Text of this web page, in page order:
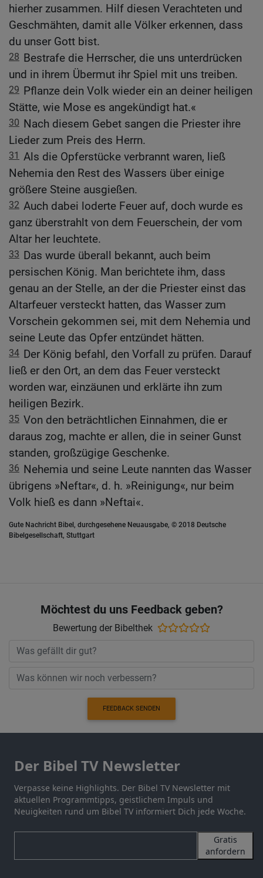
hierher zusammen. Hilf diesen Verachteten und
Geschmähten, damit alle Völker erkennen, dass
du unser Gott bist.
28 Bestrafe die Herrscher, die uns unterdrücken
und in ihrem Übermut ihr Spiel mit uns treiben.
29 Pflanze dein Volk wieder ein an deiner heiligen
Stätte, wie Mose es angekündigt hat.«
30 Nach diesem Gebet sangen die Priester ihre
Lieder zum Preis des Herrn.
31 Als die Opferstücke verbrannt waren, ließ
Nehemia den Rest des Wassers über einige
größere Steine ausgießen.
32 Auch dabei loderte Feuer auf, doch wurde es
ganz überstrahlt von dem Feuerschein, der vom
Altar her leuchtete.
33 Das wurde überall bekannt, auch beim
persischen König. Man berichtete ihm, dass
genau an der Stelle, an der die Priester einst das
Altarfeuer versteckt hatten, das Wasser zum
Vorschein gekommen sei, mit dem Nehemia und
seine Leute das Opfer entzündet hätten.
34 Der König befahl, den Vorfall zu prüfen. Darauf
ließ er den Ort, an dem das Feuer versteckt
worden war, einzäunen und erklärte ihn zum
heiligen Bezirk.
35 Von den beträchtlichen Einnahmen, die er
daraus zog, machte er allen, die in seiner Gunst
standen, großzügige Geschenke.
36 Nehemia und seine Leute nannten das Wasser
übrigens »Neftar«, d. h. »Reinigung«, nur beim
Volk hieß es dann »Neftai«.
Gute Nachricht Bibel, durchgesehene Neuausgabe, © 2018 Deutsche
Bibelgesellschaft, Stuttgart
Möchtest du uns Feedback geben?
Bewertung der Bibelthek
FEEDBACK SENDEN
Der Bibel TV Newsletter
Verpasse keine Highlights. Der Bibel TV Newsletter mit
aktuellen Programmtipps, geistlichem Impuls und
Neuigkeiten rund um Bibel TV informiert Dich jede Woche.
Gratis
anfordern